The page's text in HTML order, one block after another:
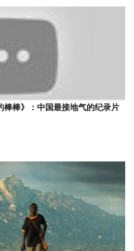
棒棒》：中国最接地气的纪录片